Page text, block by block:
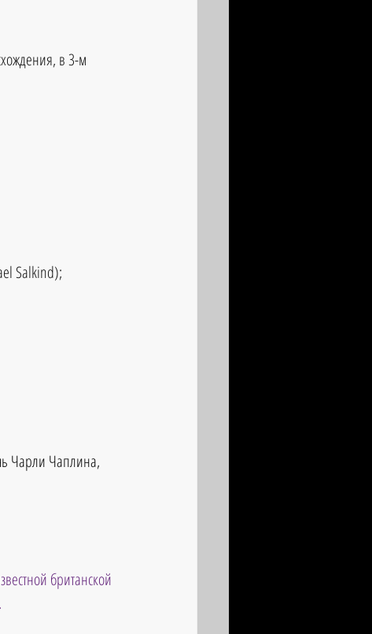
в 3-м
Salkind);
Чарли Чаплина,
британской